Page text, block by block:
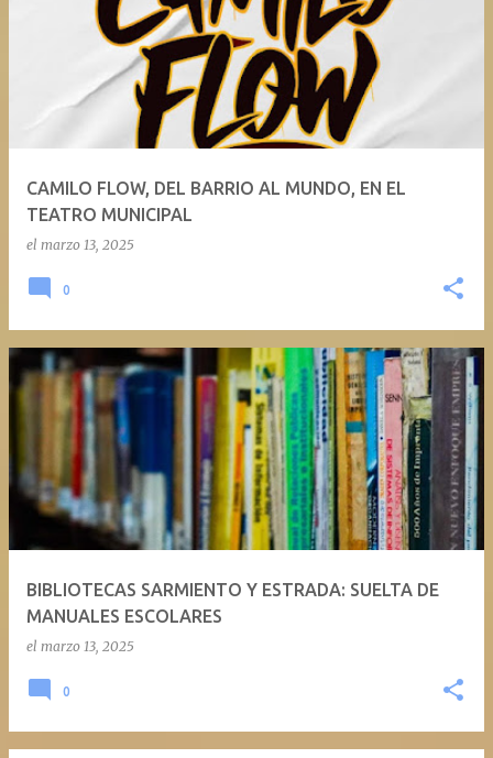
CAMILO FLOW, DEL BARRIO AL MUNDO, EN EL
TEATRO MUNICIPAL
el marzo 13, 2025
0
BIBLIOTECAS SARMIENTO Y ESTRADA: SUELTA DE
MANUALES ESCOLARES
el marzo 13, 2025
0